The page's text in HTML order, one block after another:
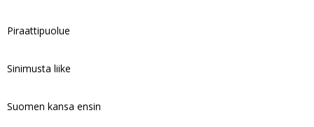
Piraattipuolue
Sinimusta liike
Suomen kansa ensin